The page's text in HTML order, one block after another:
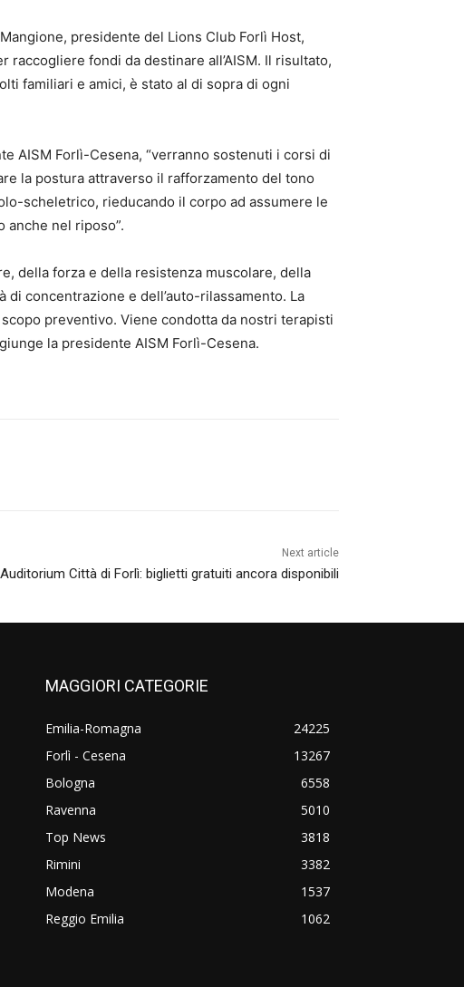
presidente del Lions Club Forlì Host,
fondi da destinare all’AISM. Il risultato,
familiari e amici, è stato al di sopra di ogni
AISM Forlì-Cesena, “verranno sostenuti i corsi di
la postura attraverso il rafforzamento del tono
scheletrico, rieducando il corpo ad assumere le
nel riposo”.
della forza e della resistenza muscolare, della
concentrazione e dell’auto-rilassamento. La
preventivo. Viene condotta da nostri terapisti
la presidente AISM Forlì-Cesena.
Next article
Città di Forlì: biglietti gratuiti ancora disponibili
MAGGIORI CATEGORIE
Emilia-Romagna
24225
Forlì - Cesena
13267
Bologna
6558
Ravenna
5010
Top News
3818
Rimini
3382
Modena
1537
Reggio Emilia
1062